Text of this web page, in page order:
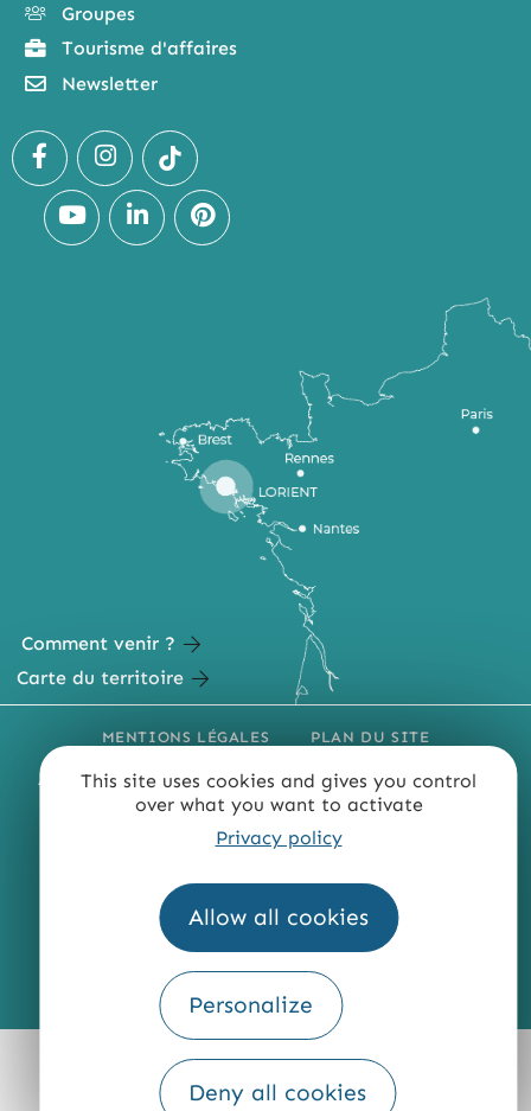
This site uses cookies and gives you control
over what you want to activate
Privacy policy
Allow all cookies
Personalize
Deny all cookies
Groupes
Tourisme d'affaires
Newsletter
Comment venir ?
Carte du territoire
MENTIONS LÉGALES PLAN DU SITE
ACCESSIBILITÉ : NON CONFORME PRESSE PRO
Fourni par
Traduction